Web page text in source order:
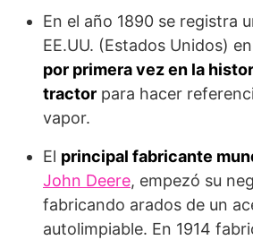
En el año 1890 se registra
EE.UU. (Estados Unidos)
por primera vez en la
tractor para hacer
vapor.
El principal fabricante
John Deere, empezó su
fabricando arados de un
autolimpiable. En 1914